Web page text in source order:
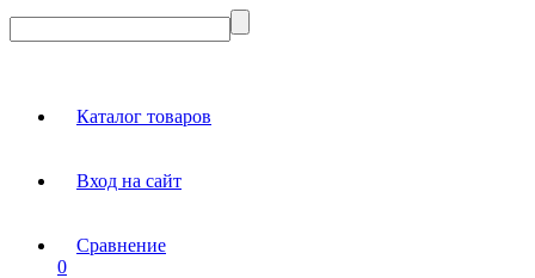
Каталог товаров
Вход на сайт
Сравнение
0